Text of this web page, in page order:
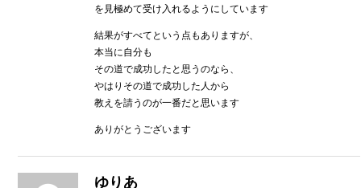
を見極めて受け入れるようにしています
結果がすべてという点もありますが、
本当に自分も
その道で成功したと思うのなら、
やはりその道で成功した人から
教えを請うのが一番だと思います
ありがとうございます
ゆりあ